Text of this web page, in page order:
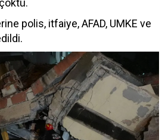
polis, itfaiye, AFAD, UMKE ve